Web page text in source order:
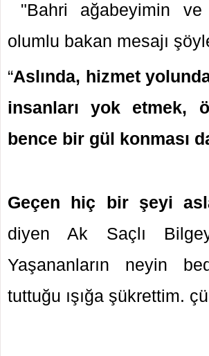
"Bahri ağabeyimin
olumlu bakan mesajı
“Aslında, hizmet
insanları yok etmek,
bence bir gül konması
Geçen hiç bir şeyi
diyen Ak Saçlı
Yaşananların neyin
tuttuğu ışığa şükrettim.